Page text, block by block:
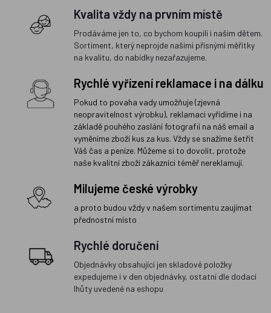
Kvalita vždy na prvním místě
Prodáváme jen to, co bychom koupili i našim dětem.
Sortiment, který neprojde našimi přísnými měřítky
na kvalitu, do nabídky nezařazujeme.
Rychlé vyřízení reklamace i na dálku
Pokud to povaha vady umožňuje (zjevná
neopravitelnost výrobku), reklamaci vyřídíme i na
základě pouhého zaslání fotografií na náš email a
vyměníme zboží kus za kus. Vždy se snažíme šetřit
Váš čas a peníze. Můžeme si to dovolit, protože
naše kvalitní zboží zákazníci téměř nereklamují.
Milujeme české výrobky
a proto budou vždy v našem sortimentu zaujímat
přednostní místo
Rychlé doručení
Objednávky obsahující jen skladové položky
expedujeme i v den objednávky, ostatní dle dodací
lhůty uvedené na eshopu